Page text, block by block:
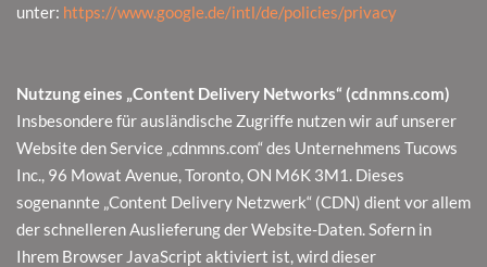
unter: https://www.google.de/intl/de/policies/privacy
Nutzung eines „Content Delivery Networks“ (cdnmns.com)
Insbesondere für ausländische Zugriffe nutzen wir auf unserer
Website den Service „cdnmns.com“ des Unternehmens Tucows
Inc., 96 Mowat Avenue, Toronto, ON M6K 3M1. Dieses
sogenannte „Content Delivery Netzwerk“ (CDN) dient vor allem
der schnelleren Auslieferung der Website-Daten. Sofern in
Ihrem Browser JavaScript aktiviert ist, wird dieser